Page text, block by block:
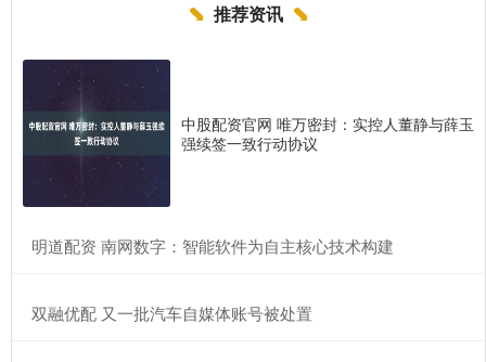
推荐资讯
中股配资官网 唯万密封：实控人董静与薛玉
强续签一致行动协议
​明道配资 南网数字：智能软件为自主核心技术构建
​双融优配 又一批汽车自媒体账号被处置